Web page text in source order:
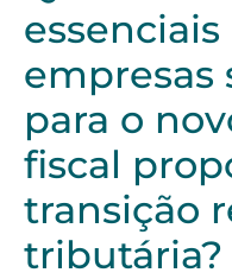
essenciais
empresas
para o
fiscal
transição
tributária?